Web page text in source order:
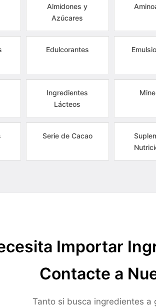
Almidones y
Azúcares
Edulcorantes
Ingredientes
Lácteos
Serie de Cacao
Importar
Contacte a
Tanto si busca ingredientes a